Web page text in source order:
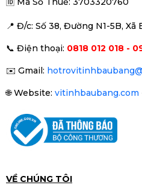
📍 Đ/c: Số 38, Đường N1-5B,
📞 Điện thoại: 0818 012 018 -
✉️ Gmail:
🌐Website: vitinhbaubang.com
VỀ CHÚNG TÔI